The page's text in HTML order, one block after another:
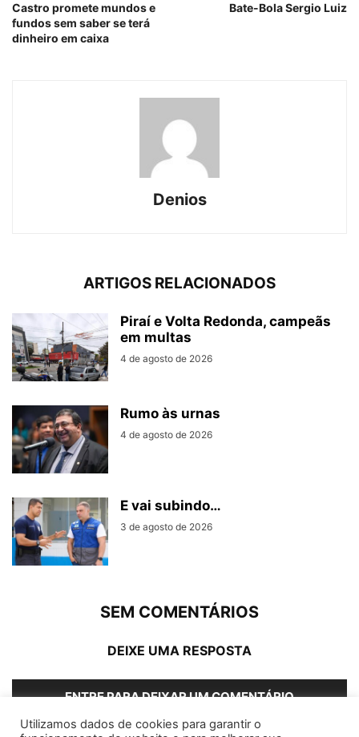
Castro promete mundos e
fundos sem saber se terá
dinheiro em caixa
Bate-Bola Sergio Luiz
Denios
ARTIGOS RELACIONADOS
Piraí e Volta Redonda, campeãs
em multas
4 de agosto de 2026
Rumo às urnas
4 de agosto de 2026
E vai subindo…
3 de agosto de 2026
SEM COMENTÁRIOS
DEIXE UMA RESPOSTA
ENTRE PARA DEIXAR UM COMENTÁRIO
Utilizamos dados de cookies para garantir o